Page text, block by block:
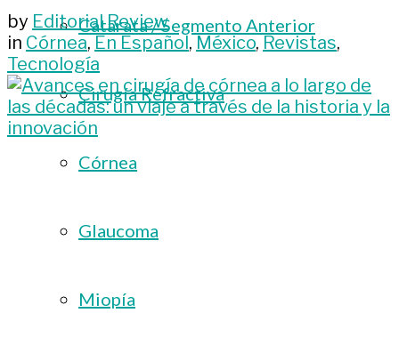
Catarata / Segmento Anterior
Cirugía Refractiva
Córnea
Glaucoma
Miopía
by Editorial Review
in Córnea, En Español, México, Revistas,
Tecnología